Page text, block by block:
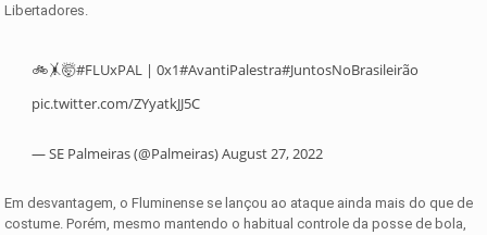
Libertadores.
🚲🤸🤯#FLUxPAL | 0x1#AvantiPalestra#JuntosNoBrasileirão
pic.twitter.com/ZYyatkJJ5C
— SE Palmeiras (@Palmeiras)August 27, 2022
Em desvantagem, o Fluminense se lançou ao ataque ainda mais do que de
costume. Porém, mesmo mantendo o habitual controle da posse de bola,